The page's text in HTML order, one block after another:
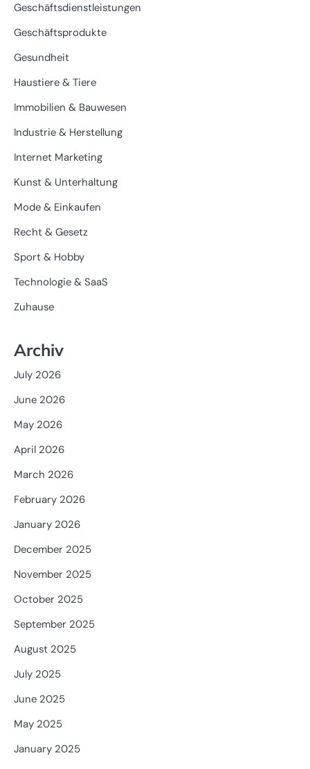
Geschäftsdienstleistungen
Geschäftsprodukte
Gesundheit
Haustiere & Tiere
Immobilien & Bauwesen
Industrie & Herstellung
Internet Marketing
Kunst & Unterhaltung
Mode & Einkaufen
Recht & Gesetz
Sport & Hobby
Technologie & SaaS
Zuhause
Archiv
July 2026
June 2026
May 2026
April 2026
March 2026
February 2026
January 2026
December 2025
November 2025
October 2025
September 2025
August 2025
July 2025
June 2025
May 2025
January 2025